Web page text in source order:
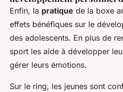
Enfin, la pratique de la boxe
effets bénéfiques sur le
des adolescents. En plus de
sport les aide à développer
gérer leurs émotions.
Sur le ring, les jeunes sont